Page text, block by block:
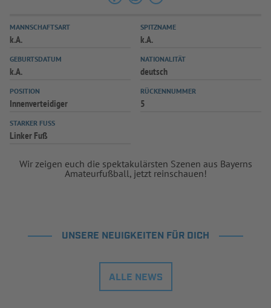
SPIELPLUS
MANNSCHAFTSART
k.A.
SPITZNAME
k.A.
GEBURTSDATUM
k.A.
NATIONALITÄT
deutsch
POSITION
Innenverteidiger
RÜCKENNUMMER
5
STARKER FUSS
Linker Fuß
Wir zeigen euch die spektakulärsten Szenen aus Bayerns
Amateurfußball, jetzt reinschauen!
UNSERE NEUIGKEITEN FÜR DICH
ALLE NEWS